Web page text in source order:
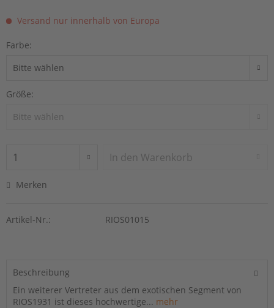
Versand nur innerhalb von Europa
Farbe:
Größe:
In den Warenkorb
Merken
Artikel-Nr.: RIOS01015
Beschreibung
Ein weiterer Vertreter aus dem exotischen Segment von
RIOS1931 ist dieses hochwertige... mehr